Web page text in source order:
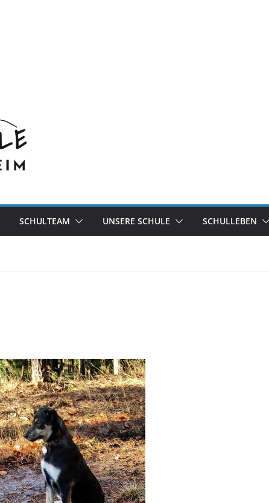
SCHULTEAM UNSERE SCHULE SCHULLEBEN